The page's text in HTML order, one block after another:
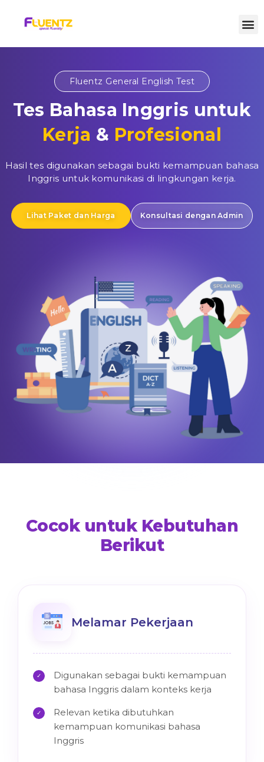
Fluentz General English Test
Tes Bahasa Inggris untuk
Kerja & Profesional
Hasil tes digunakan sebagai bukti kemampuan bahasa
Inggris untuk komunikasi di lingkungan kerja.
Lihat Paket dan Harga Konsultasi dengan Admin
Cocok untuk Kebutuhan
Berikut
Melamar Pekerjaan
✓
Digunakan sebagai bukti kemampuan
bahasa Inggris dalam konteks kerja
✓
Relevan ketika dibutuhkan
kemampuan komunikasi bahasa
Inggris